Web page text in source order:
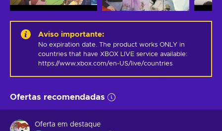
Aviso importante:
No expiration date. The product works ONLY in
countries that have XBOX LIVE service available:
https://www.xbox.com/en-US/live/countries
Ofertas recomendadas
Oferta em destaque